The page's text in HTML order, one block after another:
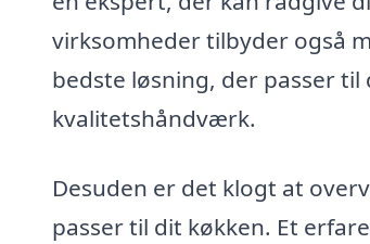
virksomheder tilbyder også
bedste løsning, der passer
kvalitetshåndværk.
Desuden er det klogt at
passer til dit køkken. Et